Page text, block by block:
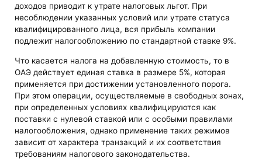
доходов приводит к утрате налоговых льгот. При
несоблюдении указанных условий или утрате статуса
квалифицированного лица, вся прибыль компании
подлежит налогообложению по стандартной ставке 9%.
Что касается налога на добавленную стоимость, то в
ОАЭ действует единая ставка в размере 5%, которая
применяется при достижении установленного порога.
При этом операции, осуществляемые в свободных зонах,
при определенных условиях квалифицируются как
поставки с нулевой ставкой или с особыми правилами
налогообложения, однако применение таких режимов
зависит от характера транзакций и их соответствия
требованиям налогового законодательства.